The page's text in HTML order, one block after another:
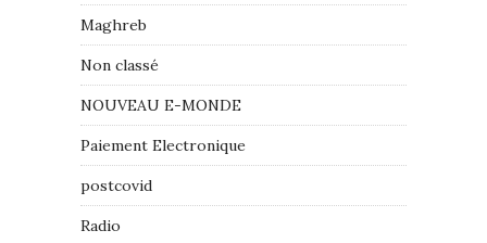
Maghreb
Non classé
NOUVEAU E-MONDE
Paiement Electronique
postcovid
Radio